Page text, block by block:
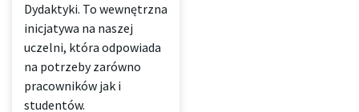
Dydaktyki. To wewnętrzna
inicjatywa na naszej
uczelni, która odpowiada
na potrzeby zarówno
pracowników jak i
studentów.